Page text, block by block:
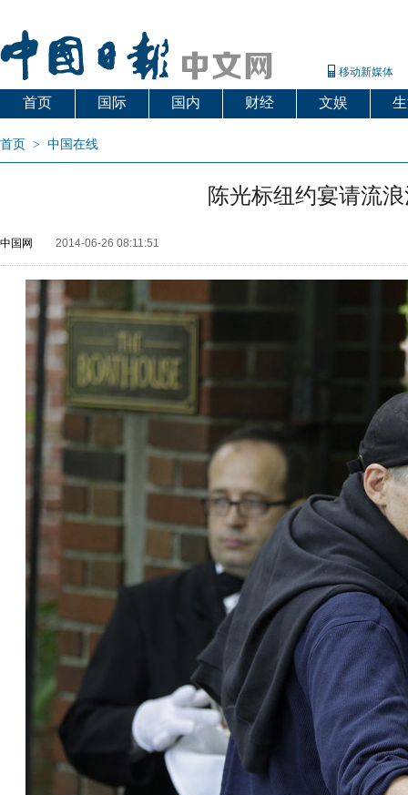
移动新媒体
首页 国际 国内 财经 文娱
首页 > 中国在线
陈光标纽约宴请流
中国网 2014-06-26 08:11:51